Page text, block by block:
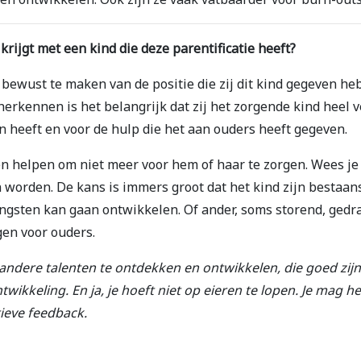
met een kind die deze parentificatie heeft?
te maken van de positie die zij dit kind gegeven
is het belangrijk dat zij het zorgende kind heel
en voor de hulp die het aan ouders heeft gegeven.
helpen om niet meer voor hem of haar te zorgen. Wees
De kans is immers groot dat het kind zijn
kan gaan ontwikkelen. Of ander, soms storend,
voor ouders.
talenten te ontdekken en ontwikkelen, die goed
En ja, je hoeft niet op eieren te lopen. Je mag
feedback.